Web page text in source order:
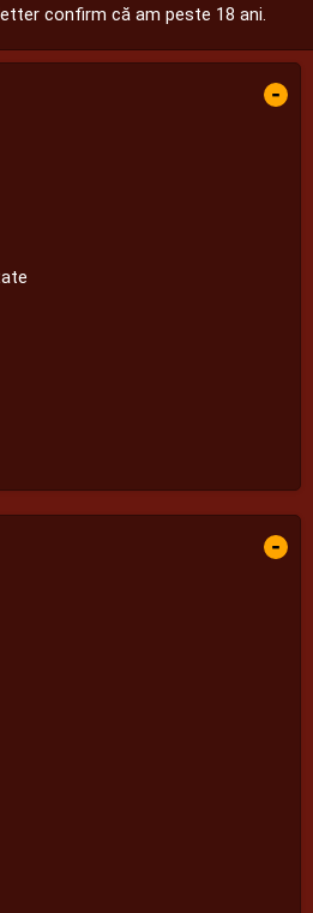
confirm că am peste 18 ani.
-
-